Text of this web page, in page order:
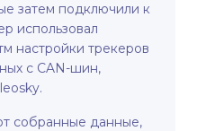
затем подключили к
использовал
настройки трекеров
с CAN-шин,
собранные данные,